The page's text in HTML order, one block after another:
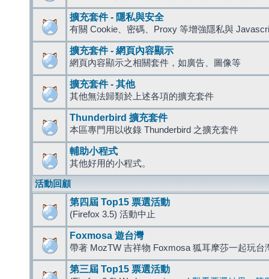
擴充套件 - 隱私與安全
有關 Cookie、密碼、Proxy 等增強隱私與
擴充套件 - 網頁內容顯示
網頁內容顯示之相關套件，如廣告、圖像等
擴充套件 - 其他
其他無法歸類於上述各項的擴充套件
Thunderbird 擴充套件
本區專門用以收錄 Thunderbird 之擴充套件
輔助小程式
其他好用的小程式。
活動回顧
第四屆 Top15 票選活動
(Firefox 3.5) 活動中止
Foxmosa 遊台灣
帶著 MozTW 吉祥物 Foxmosa 狐耳摩莎一起玩台
第三屆 Top15 票選活動